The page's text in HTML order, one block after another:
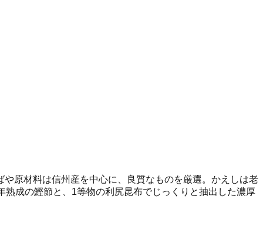
原材料は信州産を中心に、良質なものを厳選。かえしは老
成の鰹節と、1等物の利尻昆布でじっくりと抽出した濃厚